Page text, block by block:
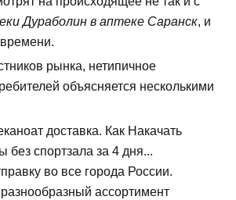
Дураболин в аптеке Саранск, и
рынка, нетипичное
объясняется несколькими
доставка. Как Накачать
спортзала за 4 дня...
во все города России.
ассортимент